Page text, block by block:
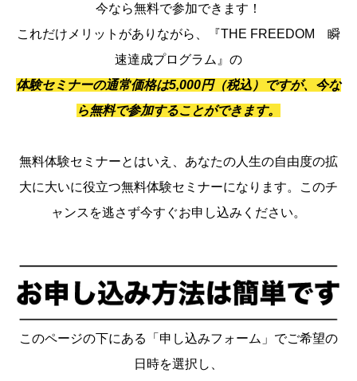
今なら無料で参加できます！
これだけメリットがありながら、『THE FREEDOM 瞬
速達成プログラム』の
体験セミナーの通常価格は5,000円（税込）ですが、今な
ら無料で参加することができます。
無料体験セミナーとはいえ、あなたの人生の自由度の拡
大に大いに役立つ無料体験セミナーになります。このチ
ャンスを逃さず今すぐお申し込みください。
このページの下にある「申し込みフォーム」でご希望の
日時を選択し、